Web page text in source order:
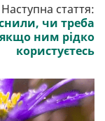
Наступна стаття:
чи треба
якщо ним рідко
користуєтесь